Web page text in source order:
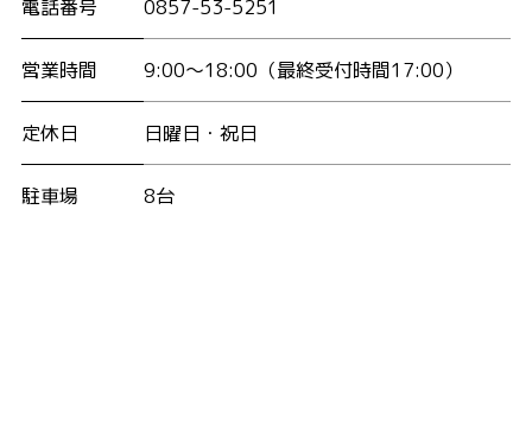
電話番号 0857-53-5251
営業時間 9:00〜18:00 （最終受付時間17:00）
定休日 日曜日・祝日
駐車場 8台